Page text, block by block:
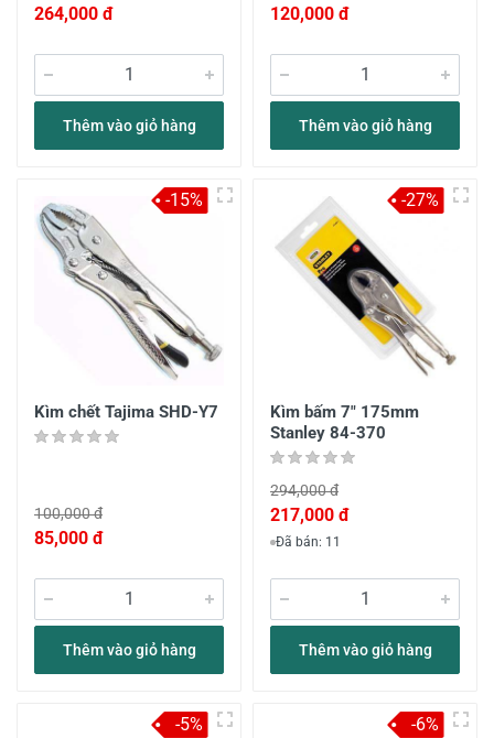
264,000 đ
Thêm vào giỏ hàng
120,000 đ
Thêm vào giỏ hàng
Kìm chết Tajima SHD-Y7
100,000 đ
85,000 đ
Thêm vào giỏ hàng
-15%
Kìm bấm 7" 175mm
Stanley 84-370
294,000 đ
217,000 đ
Đã bán: 11
Thêm vào giỏ hàng
-27%
-5% -6%